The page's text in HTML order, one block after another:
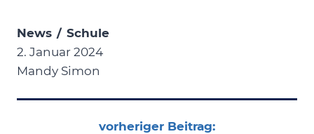
News / Schule
2. Januar 2024
Mandy Simon
vorheriger Beitrag: